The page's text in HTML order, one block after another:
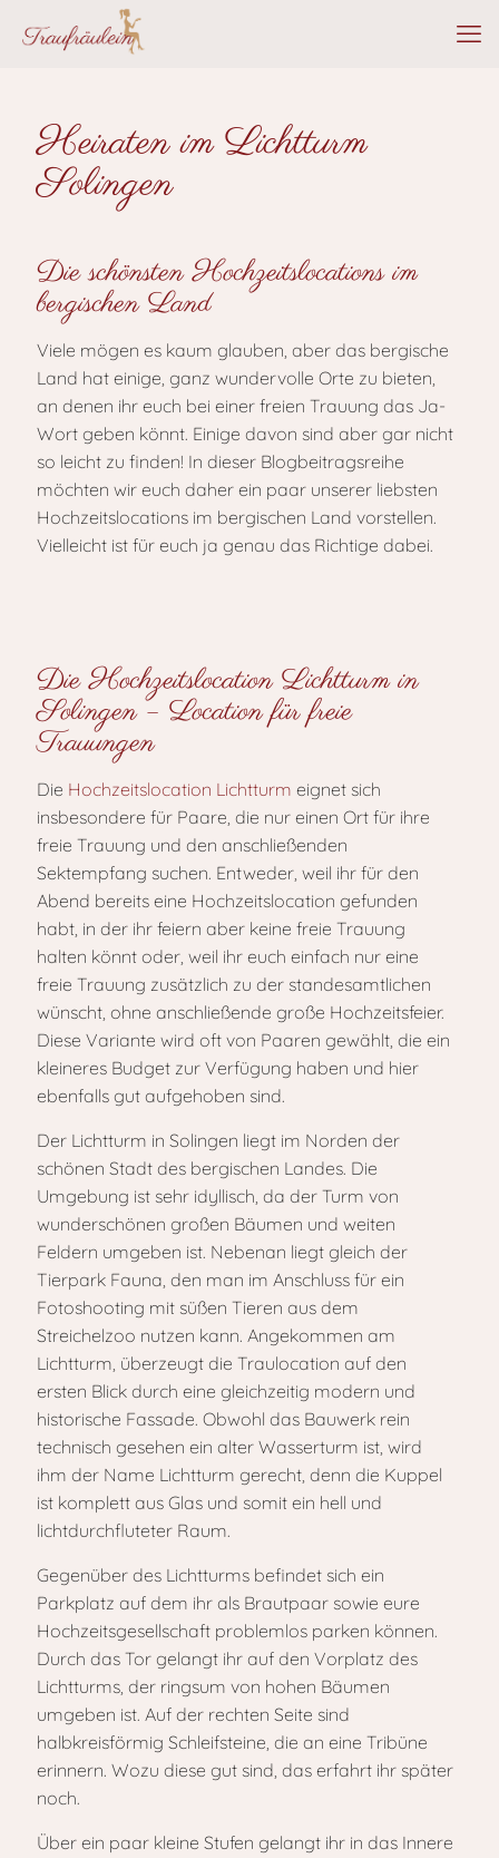
Heiraten im Lichtturm
Solingen
Die schönsten Hochzeitslocations im
bergischen Land
Viele mögen es kaum glauben, aber das bergische
Land hat einige, ganz wundervolle Orte zu bieten,
an denen ihr euch bei einer freien Trauung das Ja-
Wort geben könnt. Einige davon sind aber gar nicht
so leicht zu finden! In dieser Blogbeitragsreihe
möchten wir euch daher ein paar unserer liebsten
Hochzeitslocations im bergischen Land vorstellen.
Vielleicht ist für euch ja genau das Richtige dabei.
Die Hochzeitslocation Lichtturm in
Solingen – Location für freie
Trauungen
Die Hochzeitslocation Lichtturm eignet sich
insbesondere für Paare, die nur einen Ort für ihre
freie Trauung und den anschließenden
Sektempfang suchen. Entweder, weil ihr für den
Abend bereits eine Hochzeitslocation gefunden
habt, in der ihr feiern aber keine freie Trauung
halten könnt oder, weil ihr euch einfach nur eine
freie Trauung zusätzlich zu der standesamtlichen
wünscht, ohne anschließende große Hochzeitsfeier.
Diese Variante wird oft von Paaren gewählt, die ein
kleineres Budget zur Verfügung haben und hier
ebenfalls gut aufgehoben sind.
Der Lichtturm in Solingen liegt im Norden der
schönen Stadt des bergischen Landes. Die
Umgebung ist sehr idyllisch, da der Turm von
wunderschönen großen Bäumen und weiten
Feldern umgeben ist. Nebenan liegt gleich der
Tierpark Fauna, den man im Anschluss für ein
Fotoshooting mit süßen Tieren aus dem
Streichelzoo nutzen kann. Angekommen am
Lichtturm, überzeugt die Traulocation auf den
ersten Blick durch eine gleichzeitig modern und
historische Fassade. Obwohl das Bauwerk rein
technisch gesehen ein alter Wasserturm ist, wird
ihm der Name Lichtturm gerecht, denn die Kuppel
ist komplett aus Glas und somit ein hell und
lichtdurchfluteter Raum.
Gegenüber des Lichtturms befindet sich ein
Parkplatz auf dem ihr als Brautpaar sowie eure
Hochzeitsgesellschaft problemlos parken können.
Durch das Tor gelangt ihr auf den Vorplatz des
Lichtturms, der ringsum von hohen Bäumen
umgeben ist. Auf der rechten Seite sind
halbkreisförmig Schleifsteine, die an eine Tribüne
erinnern. Wozu diese gut sind, das erfahrt ihr später
noch.
Über ein paar kleine Stufen gelangt ihr in das Innere